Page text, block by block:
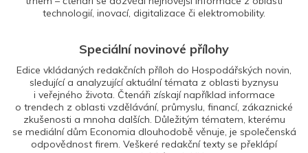
technologií, inovací, digitalizace či elektromobility.
Speciální novinové přílohy
Edice vkládaných redakčních příloh do Hospodářských novin,
sledující a analyzující aktuální témata z oblasti byznysu
i veřejného života. Čtenáři získají například informace
o trendech z oblasti vzdělávání, průmyslu, financí, zákaznické
zkušenosti a mnoha dalších. Důležitým tématem, kterému
se mediální dům Economia dlouhodobě věnuje, je společenská
odpovědnost firem. Veškeré redakční texty se překlápí